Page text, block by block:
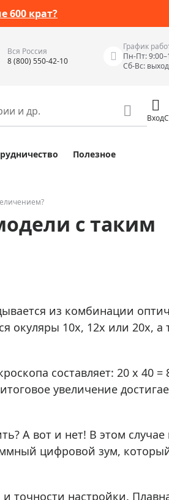
600 крат?
Вся Россия
8 (800) 550-42-10
График
Пн-Пт:
Сб-Вс:
Bresser Junior
опытов
карты памяти
Цифровые
Детекторы
Влагомеры
Измерители
Курвиметры
Тестеры
Вход
Полезное
с таким
из комбинации
окуляры 10x, 12x или 20x,
составляет: 20 x 40 =
увеличение
А вот и нет! В этом
цифровой зум,
точности настройки.